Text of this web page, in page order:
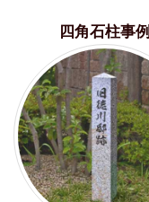
四角石柱事例